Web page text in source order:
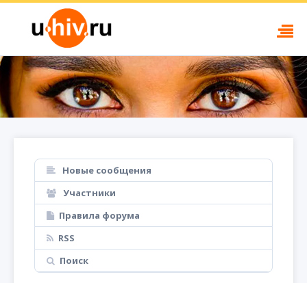
Новые сообщения
Участники
Правила форума
RSS
Поиск